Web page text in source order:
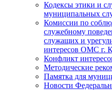
Кодексы этики и
муниципальных
Комиссии по
служебному
служащих и
интересов ОМС г.
Конфликт
Методические
Памятка для
Новости